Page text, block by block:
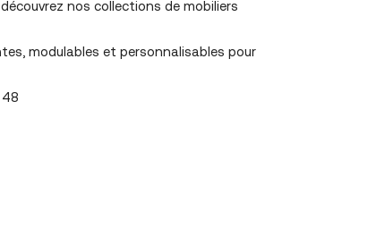
nos collections de mobiliers
modulables et personnalisables pour
48